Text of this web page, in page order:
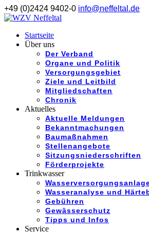
+49 (0)2424 9402-0 info@neffeltal.de
Startseite
Über uns
Der Verband
Organe und Politik
Versorgungsgebiet
Ziele und Leitbild
Mitgliedschaften
Chronik
Aktuelles
Aktuelle Meldungen
Bekanntmachungen
Baumaßnahmen
Stellenangebote
Sitzungsniederschriften
Förderprojekte
Trinkwasser
Wasseranalyse und
Gebühren
Gewässerschutz
Tipps und Infos
Service